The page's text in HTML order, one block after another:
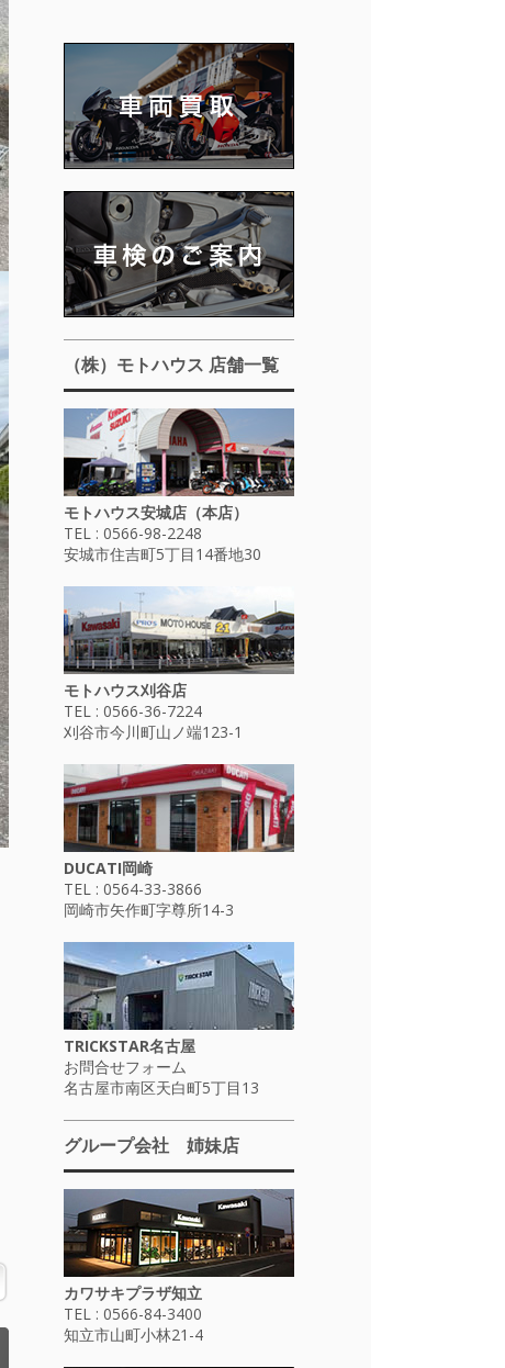
（株）モトハウス 店舗一覧
モトハウス安城店（本店）
TEL : 0566-98-2248
安城市住吉町5丁目14番地30
モトハウス刈谷店
TEL : 0566-36-7224
刈谷市今川町山ノ端123-1
DUCATI岡崎
TEL : 0564-33-3866
岡崎市矢作町字尊所14-3
TRICKSTAR名古屋
お問合せフォーム
名古屋市南区天白町5丁目13
グループ会社 姉妹店
カワサキプラザ知立
TEL : 0566-84-3400
知立市山町小林21-4